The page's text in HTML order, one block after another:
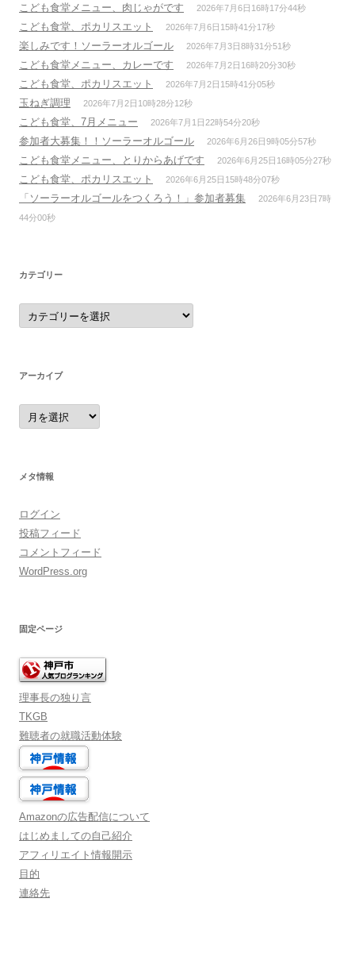
こども食堂メニュー、肉じゃがです 2026年7月6日16時17分44秒
こども食堂、ポカリスエット 2026年7月6日15時41分17秒
楽しみです！ソーラーオルゴール 2026年7月3日8時31分51秒
こども食堂メニュー、カレーです 2026年7月2日16時20分30秒
こども食堂、ポカリスエット 2026年7月2日15時41分05秒
玉ねぎ調理 2026年7月2日10時28分12秒
こども食堂、7月メニュー 2026年7月1日22時54分20秒
参加者大募集！！ソーラーオルゴール 2026年6月26日9時05分57秒
こども食堂メニュー、とりからあげです 2026年6月25日16時05分27秒
こども食堂、ポカリスエット 2026年6月25日15時48分07秒
「ソーラーオルゴールをつくろう！」参加者募集
2026年6月23日7時
44分00秒
カテゴリー
カ
テ
ゴ
アーカイブ
ア
ー
カ
メタ情報
ログイン
投稿フィード
コメントフィード
WordPress.org
固定ページ
理事長の独り言
TKGB
難聴者の就職活動体験
Amazonの広告配信について
はじめましての自己紹介
アフィリエイト情報開示
目的
連絡先